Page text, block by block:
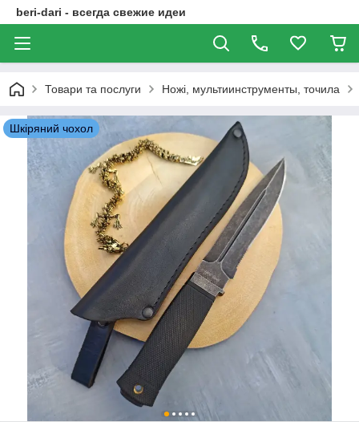
beri-dari - всегда свежие идеи
Товари та послуги Ножі, мультиинструменты, точила
Шкіряний чохол